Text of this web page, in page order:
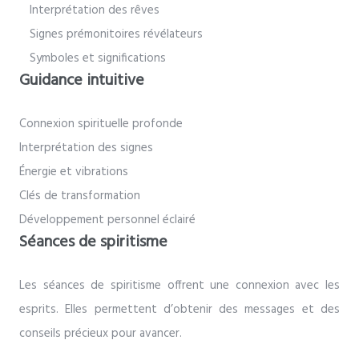
Interprétation des rêves
Signes prémonitoires révélateurs
Symboles et significations
Guidance intuitive
Connexion spirituelle profonde
Interprétation des signes
Énergie et vibrations
Clés de transformation
Développement personnel éclairé
Séances de spiritisme
Les séances de spiritisme offrent une connexion avec les
esprits. Elles permettent d’obtenir des messages et des
conseils précieux pour avancer.